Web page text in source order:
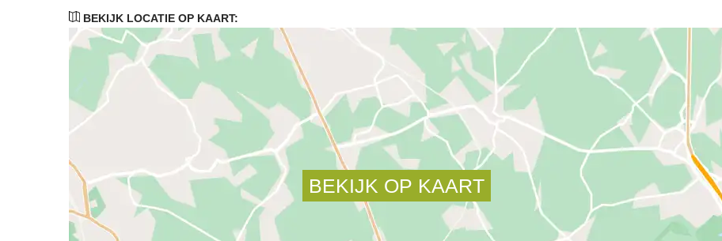
BEKIJK LOCATIE OP KAART: